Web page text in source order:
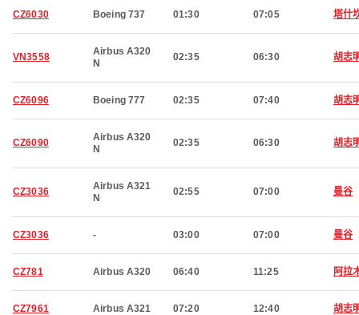
CZ6030 Boeing 737 01:30 07:05 塔什
VN3558
Airbus A320
N
02:35 06:30 胡志
CZ6096 Boeing 777 02:35 07:40 胡志
CZ6090
Airbus A320
N
02:35 06:30 胡志
CZ3036
Airbus A321
N
02:55 07:00 曼谷
CZ3036 - 03:00 07:00 曼谷
CZ781 Airbus A320 06:40 11:25 阿拉
CZ7961 Airbus A321 07:20 12:40 胡志